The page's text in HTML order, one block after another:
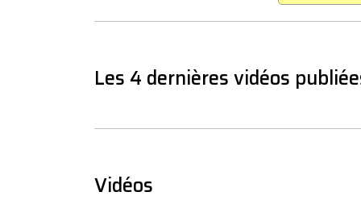
Les 4 dernières vidéos
Vidéos